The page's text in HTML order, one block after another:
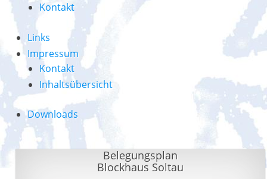
Kontakt
Links
Impressum
Kontakt
Inhaltsübersicht
Downloads
Belegungsplan
Blockhaus Soltau